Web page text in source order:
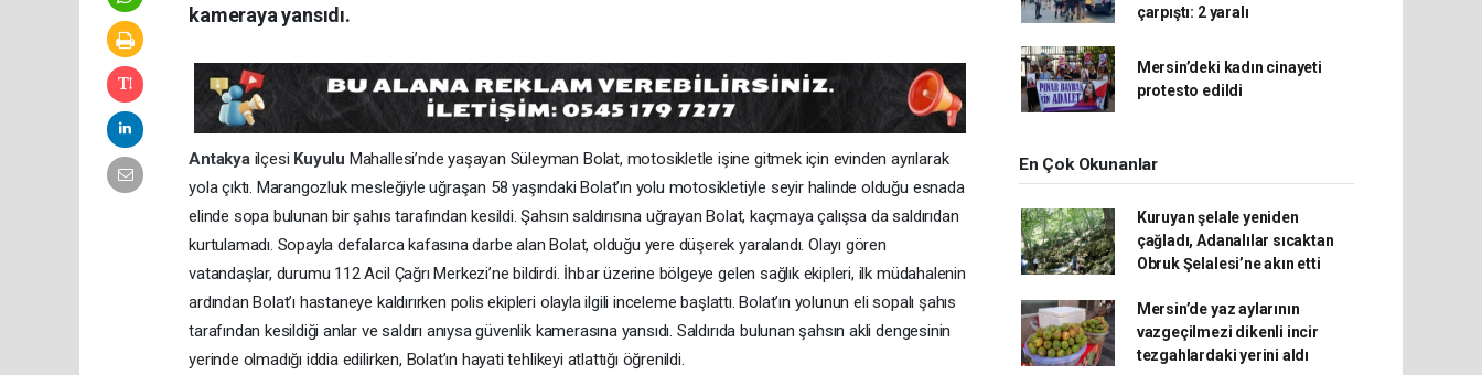
kameraya yansıdı.
Antakya ilçesi Kuyulu Mahallesi’nde yaşayan Süleyman Bolat, motosikletle işine gitmek için evinden ayrılarak
yola çıktı. Marangozluk mesleğiyle uğraşan 58 yaşındaki Bolat’ın yolu motosikletiyle seyir halinde olduğu esnada
elinde sopa bulunan bir şahıs tarafından kesildi. Şahsın saldırısına uğrayan Bolat, kaçmaya çalışsa da saldırıdan
kurtulamadı. Sopayla defalarca kafasına darbe alan Bolat, olduğu yere düşerek yaralandı. Olayı gören
vatandaşlar, durumu 112 Acil Çağrı Merkezi’ne bildirdi. İhbar üzerine bölgeye gelen sağlık ekipleri, ilk müdahalenin
ardından Bolat’ı hastaneye kaldırırken polis ekipleri olayla ilgili inceleme başlattı. Bolat’ın yolunun eli sopalı şahıs
tarafından kesildiği anlar ve saldırı anıysa güvenlik kamerasına yansıdı. Saldırıda bulunan şahsın akli dengesinin
yerinde olmadığı iddia edilirken, Bolat’ın hayati tehlikeyi atlattığı öğrenildi.
çarpıştı: 2 yaralı
Mersin’deki kadın cinayeti
protesto edildi
En Çok Okunanlar
Kuruyan şelale yeniden
çağladı, Adanalılar sıcaktan
Obruk Şelalesi’ne akın etti
Mersin’de yaz aylarının
vazgeçilmezi dikenli incir
tezgahlardaki yerini aldı